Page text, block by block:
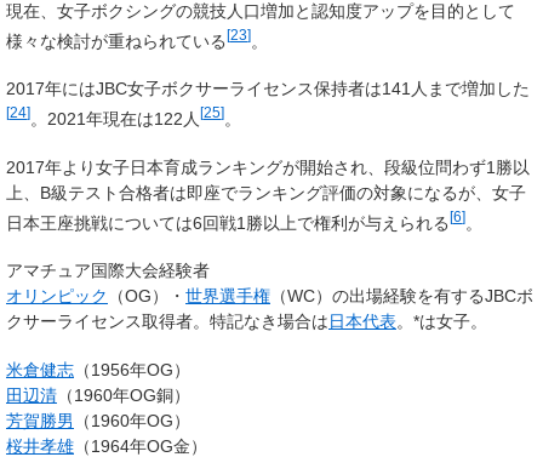
現在、女子ボクシングの競技人口増加と認知度アップを目的として
様々な検討が重ねられている [23] 。
2017年にはJBC女子ボクサーライセンス保持者は141人まで増加した
[24] 。2021年現在は122人 [25] 。
2017年より女子日本育成ランキングが開始され、段級位問わず1勝以
上、B級テスト合格者は即座でランキング評価の対象になるが、女子
日本王座挑戦については6回戦1勝以上で権利が与えられる[6]。
アマチュア国際大会経験者
オリンピック
（OG）・ 世界選手権 （WC）の出場経験を有するJBCボ
クサーライセンス取得者。特記なき場合は日本代表。*は女子。
米倉健志 （1956年OG）
田辺清 （1960年OG銅）
芳賀勝男
（1960年OG）
桜井孝雄 （1964年OG金）